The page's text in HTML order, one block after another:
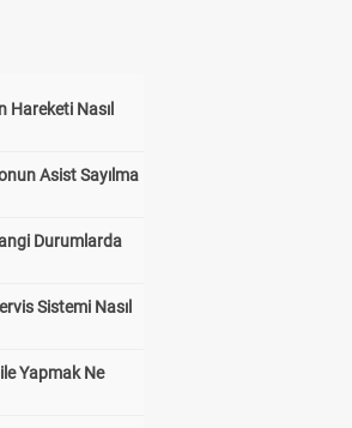
Hareketi Nasıl
Asist Sayılma
Durumlarda
Sistemi Nasıl
Yapmak Ne